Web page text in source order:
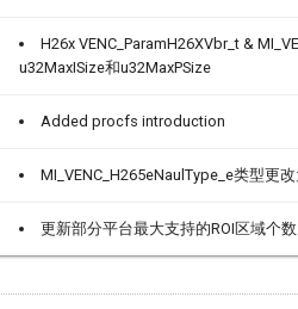
H26x VENC_ParamH26XVbr_t &
u32MaxISize和u32MaxPSize
Added procfs introduction
MI_VENC_H265eNaulType_e类型更
更新部分平台最大支持的ROI区域个